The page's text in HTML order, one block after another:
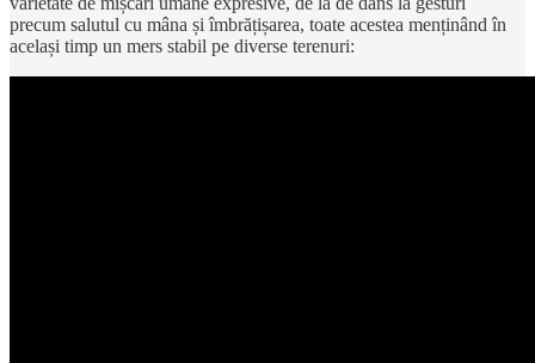
precum salutul cu mâna și îmbrățișarea, toate acestea menținând în
același timp un mers stabil pe diverse terenuri: